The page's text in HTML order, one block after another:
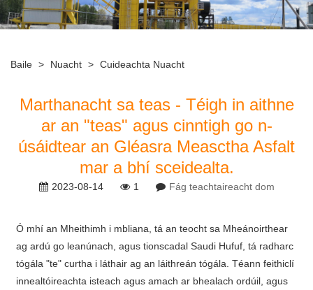
Baile > Nuacht > Cuideachta Nuacht
Marthanacht sa teas - Téigh in aithne
ar an "teas" agus cinntigh go n-
úsáidtear an Gléasra Measctha Asfalt
mar a bhí sceidealta.
2023-08-14 1 Fág teachtaireacht dom
Ó mhí an Mheithimh i mbliana, tá an teocht sa Mheánoirthear
ag ardú go leanúnach, agus tionscadal Saudi Hufuf, tá radharc
tógála "te" curtha i láthair ag an láithreán tógála. Téann feithiclí
innealtóireachta isteach agus amach ar bhealach ordúil, agus